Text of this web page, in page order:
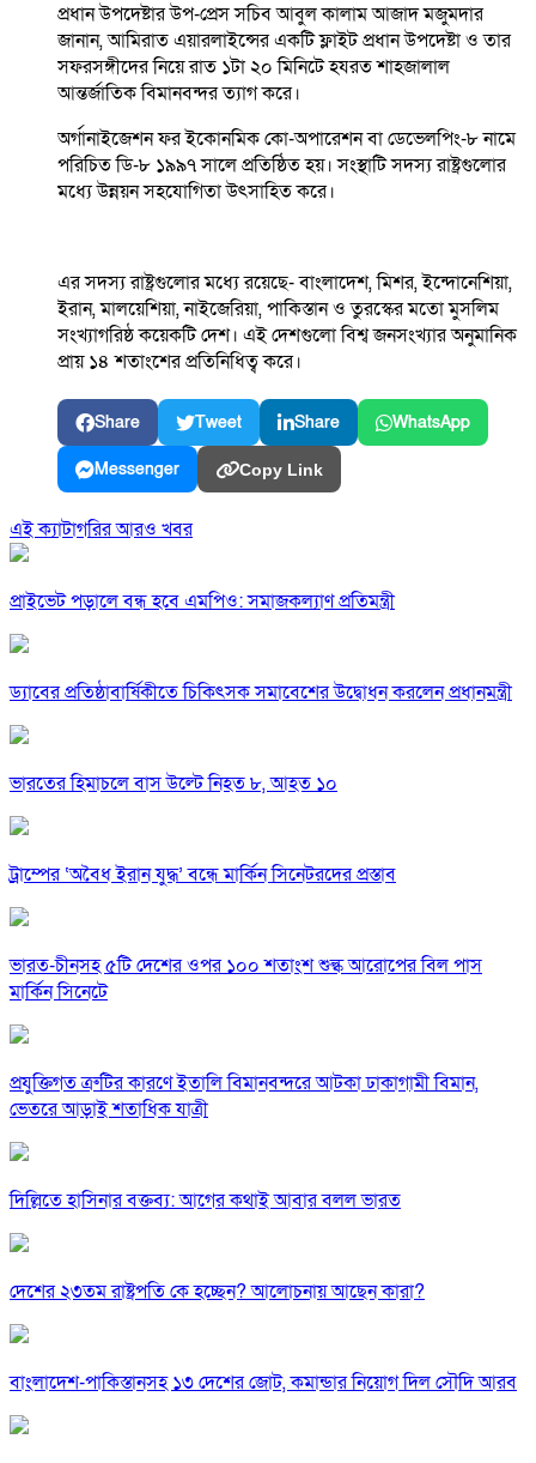
প্রধান উপদেষ্টার উপ-প্রেস সচিব আবুল কালাম আজাদ মজুমদার
জানান, আমিরাত এয়ারলাইন্সের একটি ফ্লাইট প্রধান উপদেষ্টা ও তার
সফরসঙ্গীদের নিয়ে রাত ১টা ২০ মিনিটে হযরত শাহজালাল
আন্তর্জাতিক বিমানবন্দর ত্যাগ করে।
অর্গানাইজেশন ফর ইকোনমিক কো-অপারেশন বা ডেভেলপিং-৮ নামে
পরিচিত ডি-৮ ১৯৯৭ সালে প্রতিষ্ঠিত হয়। সংস্থাটি সদস্য রাষ্ট্রগুলোর
মধ্যে উন্নয়ন সহযোগিতা উৎসাহিত করে।
এর সদস্য রাষ্ট্রগুলোর মধ্যে রয়েছে- বাংলাদেশ, মিশর, ইন্দোনেশিয়া,
ইরান, মালয়েশিয়া, নাইজেরিয়া, পাকিস্তান ও তুরস্কের মতো মুসলিম
সংখ্যাগরিষ্ঠ কয়েকটি দেশ। এই দেশগুলো বিশ্ব জনসংখ্যার অনুমানিক
প্রায় ১৪ শতাংশের প্রতিনিধিত্ব করে।
Share Tweet Share WhatsApp
Messenger Copy Link
এই ক্যাটাগরির আরও খবর
প্রাইভেট পড়ালে বন্ধ হবে এমপিও: সমাজকল্যাণ প্রতিমন্ত্রী
ড্যাবের প্রতিষ্ঠাবার্ষিকীতে চিকিৎসক সমাবেশের উদ্বোধন করলেন প্রধানমন্ত্রী
ভারতের হিমাচলে বাস উল্টে নিহত ৮, আহত ১০
ট্রাম্পের ‘অবৈধ ইরান যুদ্ধ’ বন্ধে মার্কিন সিনেটরদের প্রস্তাব
ভারত-চীনসহ ৫টি দেশের ওপর ১০০ শতাংশ শুল্ক আরোপের বিল পাস
মার্কিন সিনেটে
প্রযুক্তিগত ত্রুটির কারণে ইতালি বিমানবন্দরে আটকা ঢাকাগামী বিমান,
ভেতরে আড়াই শতাধিক যাত্রী
দিল্লিতে হাসিনার বক্তব্য: আগের কথাই আবার বলল ভারত
দেশের ২৩তম রাষ্ট্রপতি কে হচ্ছেন? আলোচনায় আছেন কারা?
বাংলাদেশ-পাকিস্তানসহ ১৩ দেশের জোট, কমান্ডার নিয়োগ দিল সৌদি আরব